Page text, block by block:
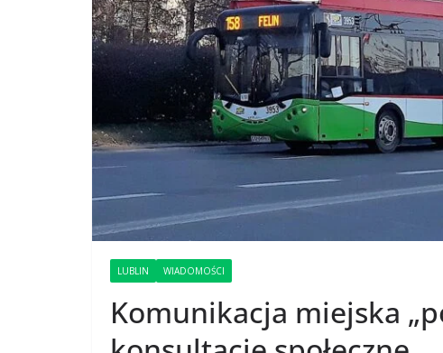
LUBLIN WIADOMOŚCI
Komunikacja miejska